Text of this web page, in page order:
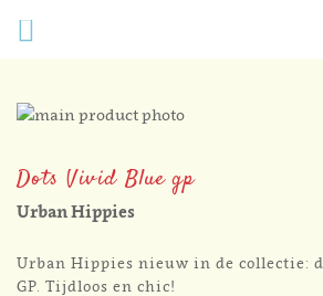
Dots Vivid Blue gp
Urban Hippies
Urban Hippies nieuw in de collectie:
GP. Tijdloos en chic!
Ga
einde
van
afbeeldingen-
gallerij
het
begin
de
afbeeldingen-